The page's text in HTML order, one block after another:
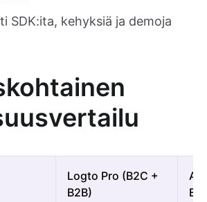
SDK:ita, kehyksiä ja demoja
Logto Pro (B2C +
B2B)